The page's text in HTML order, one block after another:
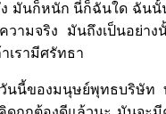
มันก็หนัก นี่ก็ฉันใด ฉันนั้
วามจริง มันถึงเป็นอย่า
เรามีศรัทธา
นี้ของมนุษย์พุทธบริษัท